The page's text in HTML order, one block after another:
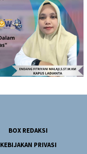
BOX REDAKSI
KEBIJAKAN PRIVASI